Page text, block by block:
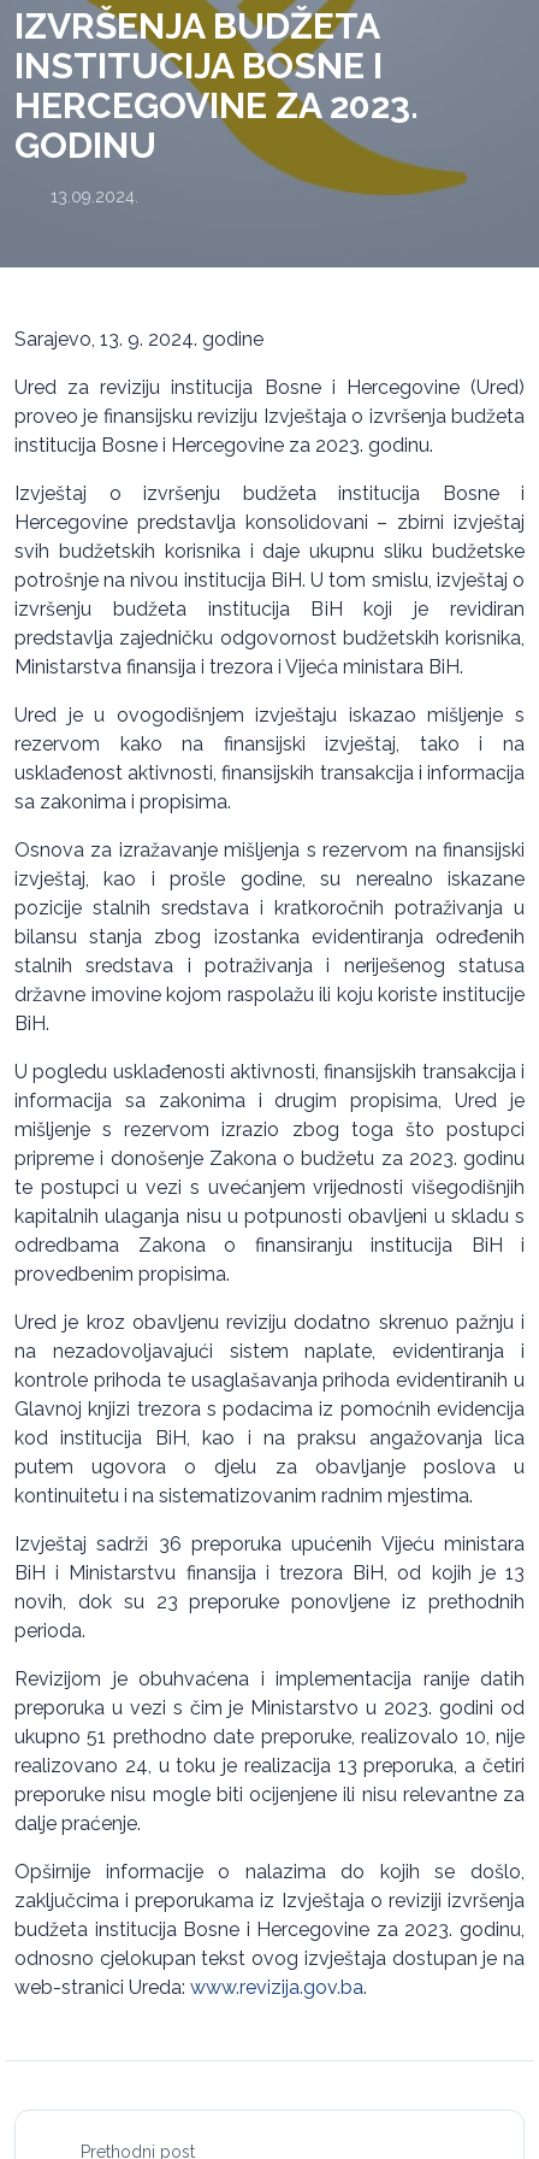
IZVRŠENJA BUDŽETA
INSTITUCIJA BOSNE I
HERCEGOVINE ZA 2023.
GODINU
13.09.2024.
Sarajevo, 13. 9. 2024. godine
Ured za reviziju institucija Bosne i Hercegovine (Ured)
proveo je finansijsku reviziju Izvještaja o izvršenja budžeta
institucija Bosne i Hercegovine za 2023. godinu.
Izvještaj o izvršenju budžeta institucija Bosne i
Hercegovine predstavlja konsolidovani – zbirni izvještaj
svih budžetskih korisnika i daje ukupnu sliku budžetske
potrošnje na nivou institucija BiH. U tom smislu, izvještaj o
izvršenju budžeta institucija BiH koji je revidiran
predstavlja zajedničku odgovornost budžetskih korisnika,
Ministarstva finansija i trezora i Vijeća ministara BiH.
Ured je u ovogodišnjem izvještaju iskazao mišljenje s
rezervom kako na finansijski izvještaj, tako i na
usklađenost aktivnosti, finansijskih transakcija i informacija
sa zakonima i propisima.
Osnova za izražavanje mišljenja s rezervom na finansijski
izvještaj, kao i prošle godine, su nerealno iskazane
pozicije stalnih sredstava i kratkoročnih potraživanja u
bilansu stanja zbog izostanka evidentiranja određenih
stalnih sredstava i potraživanja i neriješenog statusa
državne imovine kojom raspolažu ili koju koriste institucije
BiH.
U pogledu usklađenosti aktivnosti, finansijskih transakcija i
informacija sa zakonima i drugim propisima, Ured je
mišljenje s rezervom izrazio zbog toga što postupci
pripreme i donošenje Zakona o budžetu za 2023. godinu
te postupci u vezi s uvećanjem vrijednosti višegodišnjih
kapitalnih ulaganja nisu u potpunosti obavljeni u skladu s
odredbama Zakona o finansiranju institucija BiH i
provedbenim propisima.
Ured je kroz obavljenu reviziju dodatno skrenuo pažnju i
na nezadovoljavajući sistem naplate, evidentiranja i
kontrole prihoda te usaglašavanja prihoda evidentiranih u
Glavnoj knjizi trezora s podacima iz pomoćnih evidencija
kod institucija BiH, kao i na praksu angažovanja lica
putem ugovora o djelu za obavljanje poslova u
kontinuitetu i na sistematizovanim radnim mjestima.
Izvještaj sadrži 36 preporuka upućenih Vijeću ministara
BiH i Ministarstvu finansija i trezora BiH, od kojih je 13
novih, dok su 23 preporuke ponovljene iz prethodnih
perioda.
Revizijom je obuhvaćena i implementacija ranije datih
preporuka u vezi s čim je Ministarstvo u 2023. godini od
ukupno 51 prethodno date preporuke, realizovalo 10, nije
realizovano 24, u toku je realizacija 13 preporuka, a četiri
preporuke nisu mogle biti ocijenjene ili nisu relevantne za
dalje praćenje.
Opširnije informacije o nalazima do kojih se došlo,
zaključcima i preporukama iz Izvještaja o reviziji izvršenja
budžeta institucija Bosne i Hercegovine za 2023. godinu,
odnosno cjelokupan tekst ovog izvještaja dostupan je na
web-stranici Ureda: www.revizija.gov.ba.
Prethodni post